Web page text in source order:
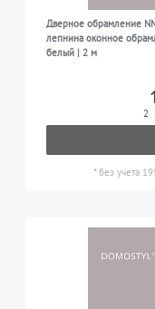
Дверное обрамление
лепнина оконное
белый | 2 м
2
*без учета